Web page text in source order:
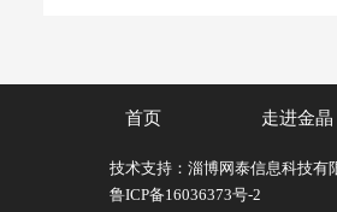
首页 走进金晶
技术支持：淄博网泰信息科技有
鲁ICP备16036373号-2